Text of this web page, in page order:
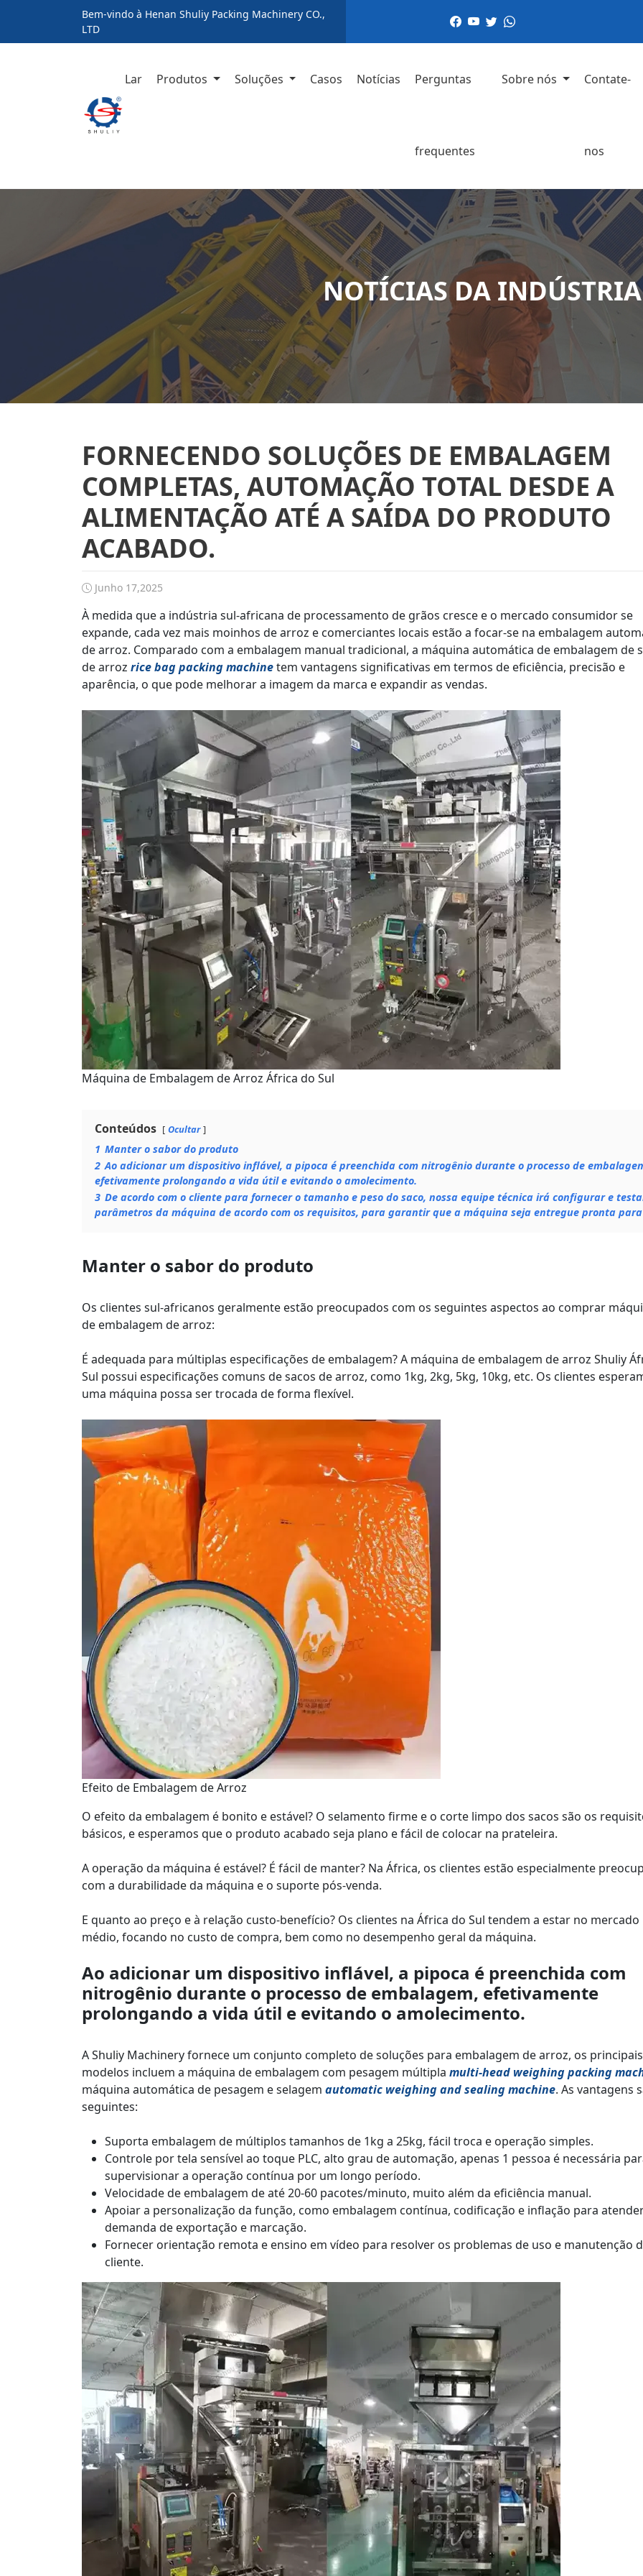
Bem-vindo à Henan Shuliy Packing Machinery CO.,
LTD
Lar Produtos Soluções Casos Notícias Perguntas
frequentes
Sobre nós Contate-
nos
NOTÍCIAS DA INDÚSTRIA
FORNECENDO SOLUÇÕES DE EMBALAGEM
COMPLETAS, AUTOMAÇÃO TOTAL DESDE A
ALIMENTAÇÃO ATÉ A SAÍDA DO PRODUTO
ACABADO.
Junho 17,2025
À medida que a indústria sul-africana de processamento de grãos cresce e o mercado consumidor se
expande, cada vez mais moinhos de arroz e comerciantes locais estão a focar-se na embalagem
de arroz. Comparado com a embalagem manual tradicional, a máquina automática de embalagem de
de arroz rice bag packing machinetem vantagens significativas em termos de eficiência, precisão e
aparência, o que pode melhorar a imagem da marca e expandir as vendas.
Máquina de Embalagem de Arroz África do Sul
Conteúdos Ocultar
1 Manter o sabor do produto
2 Ao adicionar um dispositivo inflável, a pipoca é preenchida com nitrogênio durante o processo de
efetivamente prolongando a vida útil e evitando o amolecimento.
3 De acordo com o cliente para fornecer o tamanho e peso do saco, nossa equipe técnica irá configurar e
parâmetros da máquina de acordo com os requisitos, para garantir que a máquina seja entregue pronta para
Manter o sabor do produto
Os clientes sul-africanos geralmente estão preocupados com os seguintes aspectos ao comprar
de embalagem de arroz:
É adequada para múltiplas especificações de embalagem? A máquina de embalagem de arroz Shuliy
Sul possui especificações comuns de sacos de arroz, como 1kg, 2kg, 5kg, 10kg, etc. Os clientes
uma máquina possa ser trocada de forma flexível.
Efeito de Embalagem de Arroz
O efeito da embalagem é bonito e estável? O selamento firme e o corte limpo dos sacos são os
básicos, e esperamos que o produto acabado seja plano e fácil de colocar na prateleira.
A operação da máquina é estável? É fácil de manter? Na África, os clientes estão especialmente
com a durabilidade da máquina e o suporte pós-venda.
E quanto ao preço e à relação custo-benefício? Os clientes na África do Sul tendem a estar no mercado
médio, focando no custo de compra, bem como no desempenho geral da máquina.
Ao adicionar um dispositivo inflável, a pipoca é preenchida com
nitrogênio durante o processo de embalagem, efetivamente
prolongando a vida útil e evitando o amolecimento.
A Shuliy Machinery fornece um conjunto completo de soluções para embalagem de arroz, os principais
modelos incluem a máquina de embalagem com pesagem múltipla multi-head weighing packing
máquina automática de pesagem e selagem automatic weighing and sealing machine. As vantagens
seguintes:
Suporta embalagem de múltiplos tamanhos de 1kg a 25kg, fácil troca e operação simples.
Controle por tela sensível ao toque PLC, alto grau de automação, apenas 1 pessoa é necessária
supervisionar a operação contínua por um longo período.
Velocidade de embalagem de até 20-60 pacotes/minuto, muito além da eficiência manual.
Apoiar a personalização da função, como embalagem contínua, codificação e inflação para
demanda de exportação e marcação.
Fornecer orientação remota e ensino em vídeo para resolver os problemas de uso e manutenção
cliente.